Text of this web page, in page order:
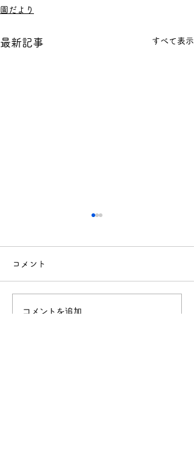
園だより
最新記事 すべて表示
「園だより6月号」
コメント
コメントを追加…